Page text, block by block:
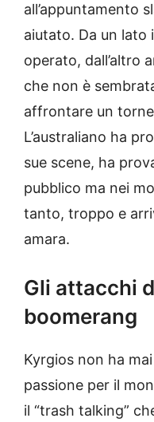
all’appuntamento
aiutato. Da un lato
operato, dall’altro
che non è
affrontare un
L’australiano ha
sue scene, ha
pubblico ma nei
tanto, troppo e
amara.
Gli attacchi
boomerang
Kyrgios non ha
passione per il
il “trash talking”